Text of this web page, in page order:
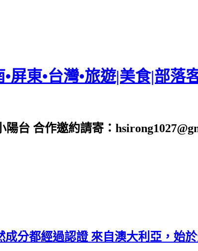
東•台灣•旅遊|美食|部落
台 合作邀約請寄：
成分都經過認證 來自澳大利亞，始